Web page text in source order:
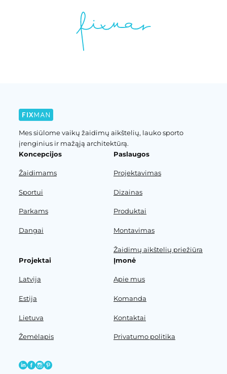
Mes siūlome vaikų žaidimų aikštelių, lauko sporto
įrenginius ir mažąją architektūrą.
Koncepcijos
Žaidimams
Sportui
Parkams
Dangai
Paslaugos
Projektavimas
Dizainas
Produktai
Montavimas
Žaidimų aikštelių priežiūra
Projektai
Latvija
Estija
Lietuva
Žemėlapis
Įmonė
Apie mus
Komanda
Kontaktai
Privatumo politika